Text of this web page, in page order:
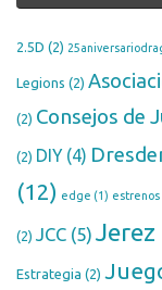
2.5D (2)
Legions (2)
(2) Consejos de
(2) DIY(4)
(12) edge (1) estrenos
(2) JCC (5) Jerez
Estrategia (2)